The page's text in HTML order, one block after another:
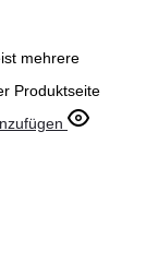
mehrere
Produktseite